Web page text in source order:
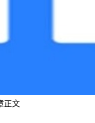
正文